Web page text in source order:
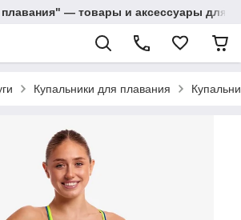
— товары и аксессуары для
Купальники для плавания